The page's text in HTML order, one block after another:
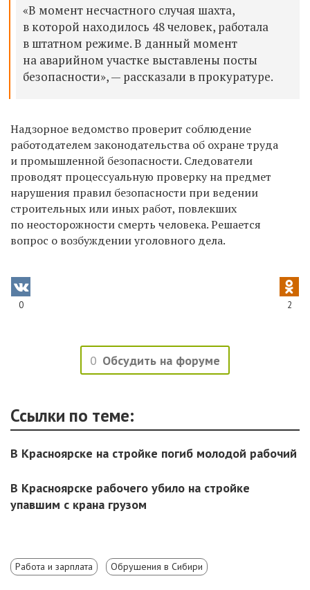
«В момент несчастного случая шахта,
в которой находилось 48 человек, работала
в штатном режиме. В данный момент
на аварийном участке выставлены посты
безопасности», — рассказали в прокуратуре.
Надзорное ведомство проверит соблюдение
работодателем законодательства об охране труда
и промышленной безопасности. Следователи
проводят процессуальную проверку на предмет
нарушения правил безопасности при ведении
строительных или иных работ, повлекших
по неосторожности смерть человека.Решается
вопрос о возбуждении уголовного дела.
0 2
0 Обсудить на форуме
Ссылки по теме:
В Красноярске на стройке погиб молодой рабочий
В Красноярске рабочего убило на стройке
упавшим с крана грузом
Работа и зарплата Обрушения в Сибири